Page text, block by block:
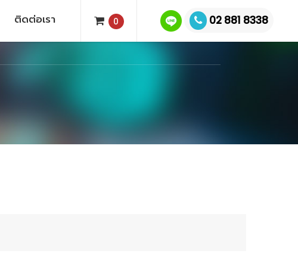
ติดต่อเรา 0 02 881 8338